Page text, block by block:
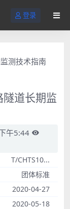
登录
道长期监
午5:44
T/CHTS10...
团体标准
2020-04-27
2020-05-18